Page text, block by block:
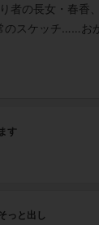
者の長女・春
スケッチ……お
す
っと出し